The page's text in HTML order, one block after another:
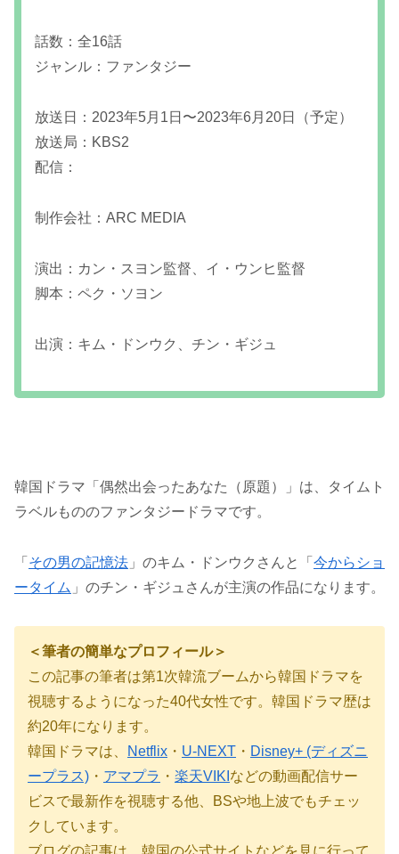
話数：全16話
ジャンル：ファンタジー
放送日：2023年5月1日〜2023年6月20日（予定）
放送局：KBS2
配信：
制作会社：ARC MEDIA
演出：カン・スヨン監督、イ・ウンヒ監督
脚本：ペク・ソヨン
出演：キム・ドンウク、チン・ギジュ
韓国ドラマ「偶然出会ったあなた（原題）」は、タイムト
ラベルもののファンタジードラマです。
「 その男の記憶法 」のキム・ドンウクさんと「 今からショ
ータイム 」のチン・ギジュさんが主演の作品になります。
＜筆者の簡単なプロフィール＞
この記事の筆者は第1次韓流ブームから韓国ドラマを
視聴するようになった40代女性です。韓国ドラマ歴は
約20年になります。
韓国ドラマは、
Netflix ・ U-NEXT ・ Disney+ (ディズニ
ープラス) ・ アマプラ ・ 楽天VIKI などの動画配信サー
ビスで最新作を視聴する他、BSや地上波でもチェッ
クしています。
ブログの記事は、韓国の公式サイトなどを見に行って